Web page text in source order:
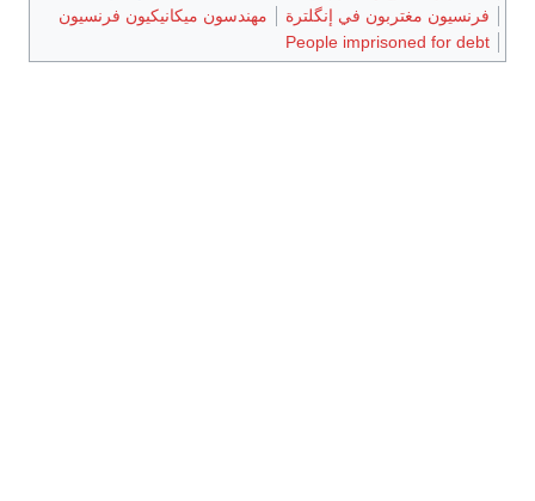
فرنسيون مغتربون في إنگلترة
مهندسون ميكانيكيون فرنسيون
People imprisoned for debt